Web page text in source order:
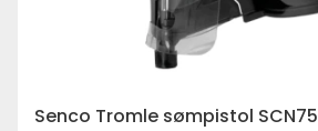
Senco Tromle sømpistol SCN75